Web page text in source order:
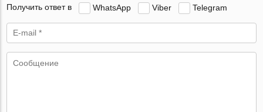
Получить ответ в WhatsApp Viber Telegram